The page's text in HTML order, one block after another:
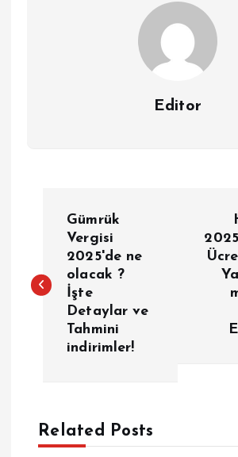
Editor
z
z
Gümrük
Vergisi
2025'de ne
olacak ?
İşte
Detaylar ve
Tahmini
indirimler!
Related Posts